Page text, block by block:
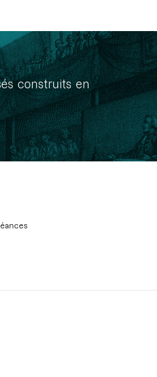
construits en